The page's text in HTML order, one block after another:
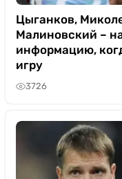
Цыганков,
Малиновский –
информацию,
игру
3726